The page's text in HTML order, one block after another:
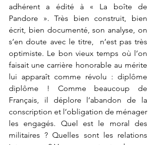
adhérent a édité à « La boîte de
Pandore ». Très bien construit, bien
écrit, bien documenté, son analyse, on
s’en doute avec le titre,  n’est pas très
optimiste. Le bon vieux temps où l’on
faisait une carrière honorable au mérite
lui apparaît comme révolu : diplôme
diplôme ! Comme beaucoup de
Français, il déplore l’abandon de la
conscription et l’obligation de ménager
les engagés. Quel est le moral des
militaires ? Quelles sont les relations